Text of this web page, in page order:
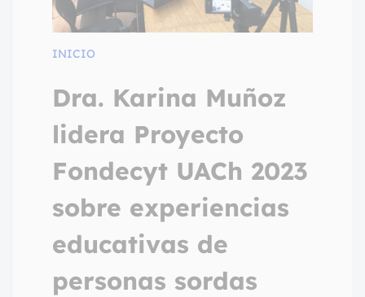
INICIO
Dra. Karina Muñoz
lidera Proyecto
Fondecyt UACh 2023
sobre experiencias
educativas de
personas sordas